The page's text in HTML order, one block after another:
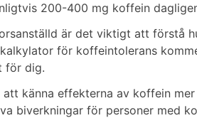
200-400 mg koffein
är det viktigt att förstå
för koffeintolerans
för dig.
känna effekterna av koffein
biverkningar för personer med